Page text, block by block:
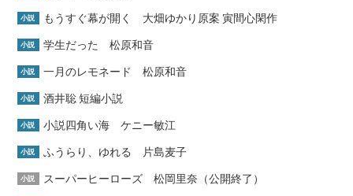
小説 もうすぐ幕が開く 大畑ゆかり原案 寅間心閑作
小説 学生だった 松原和音
小説 一月のレモネード 松原和音
小説 酒井聡 短編小説
小説 小説四角い海 ケニー敏江
小説 ふうらり、ゆれる 片島麦子
小説 スーパーヒーローズ 松岡里奈（公開終了）